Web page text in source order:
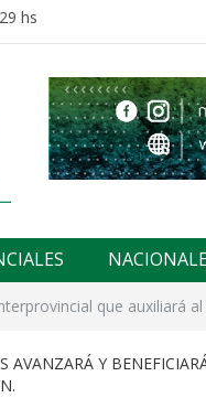
hs
que auxiliará
Y